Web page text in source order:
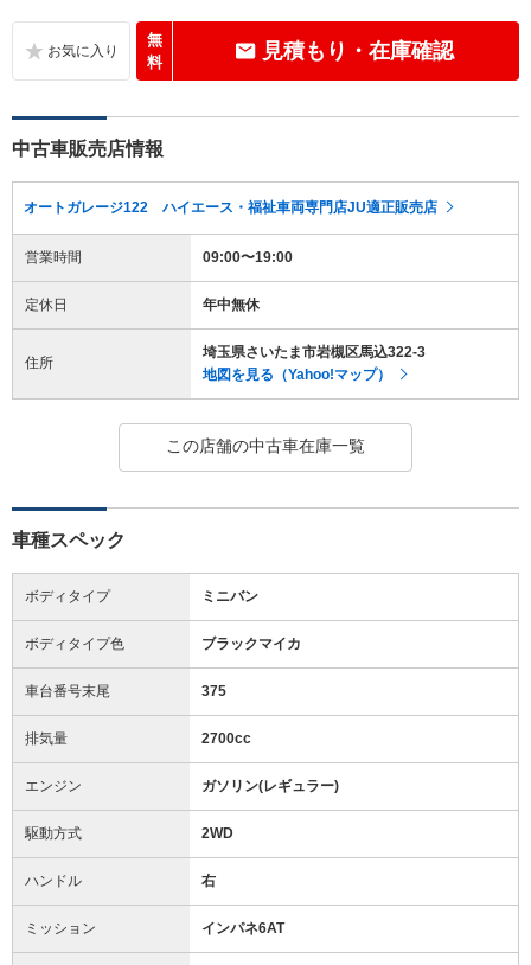
無
料
見積もり・在庫確認
中古車販売店情報
オートガレージ122 ハイエース・福祉車両専門店JU適正販売店
営業時間 09:00〜19:00
定休日 年中無休
住所
埼玉県さいたま市岩槻区馬込322-3
地図を見る（Yahoo!マップ）
この店舗の中古車在庫一覧
車種スペック
ボディタイプ ミニバン
ボディタイプ色 ブラックマイカ
車台番号末尾 375
排気量 2700cc
エンジン ガソリン(レギュラー)
駆動方式 2WD
ハンドル 右
ミッション インパネ6AT